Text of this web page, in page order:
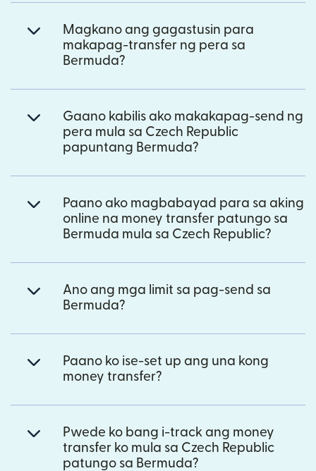
Magkano ang gagastusin para
makapag-transfer ng pera sa
Bermuda?
Gaano kabilis ako makakapag-send ng
pera mula sa Czech Republic
papuntang Bermuda?
Paano ako magbabayad para sa aking
online na money transfer patungo sa
Bermuda mula sa Czech Republic?
Ano ang mga limit sa pag-send sa
Bermuda?
Paano ko ise-set up ang una kong
money transfer?
Pwede ko bang i-track ang money
transfer ko mula sa Czech Republic
patungo sa Bermuda?